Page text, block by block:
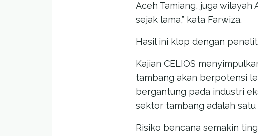
Aceh Tamiang, juga wilayah
sejak lama,” kata Farwiza.
Hasil ini klop dengan
Kajian CELIOS
tambang akan berpotensi
bergantung pada industri
sektor tambang adalah
Risiko bencana semakin